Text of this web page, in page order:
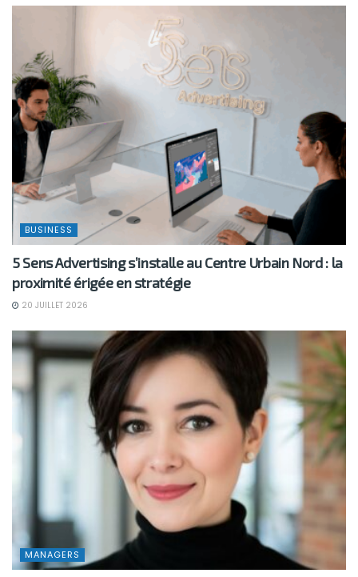
BUSINESS
5 Sens Advertising s’installe au Centre Urbain Nord : la
proximité érigée en stratégie
20 JUILLET 2026
MANAGERS